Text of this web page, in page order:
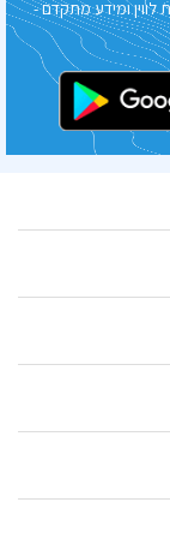
לווין ומידע מתקדם -